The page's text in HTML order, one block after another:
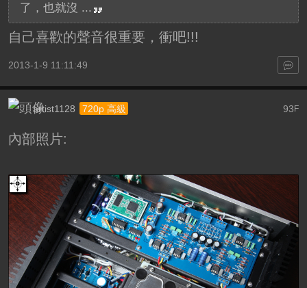
了，也就沒 ...
自己喜歡的聲音很重要，衝吧!!!
2013-1-9 11:11:49
93F
artist1128 720p 高級
內部照片: